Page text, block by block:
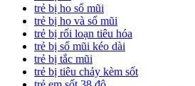
trẻ bị ho sổ mũi
trẻ bị ho và sổ mũi
trẻ bị rối loạn tiêu hóa
trẻ bị sổ mũi kéo dài
trẻ bị tắc mũi
trẻ bị tiêu chảy kèm sốt